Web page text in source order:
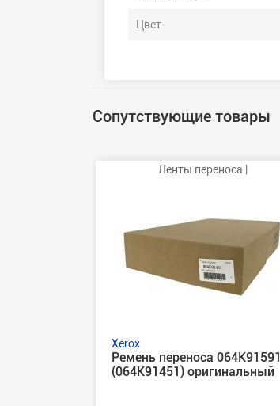
Цвет
Сопутствующие товары
Ленты переноса |
Xerox
Ремень переноса 064K91591
(064K91451) оригинальный